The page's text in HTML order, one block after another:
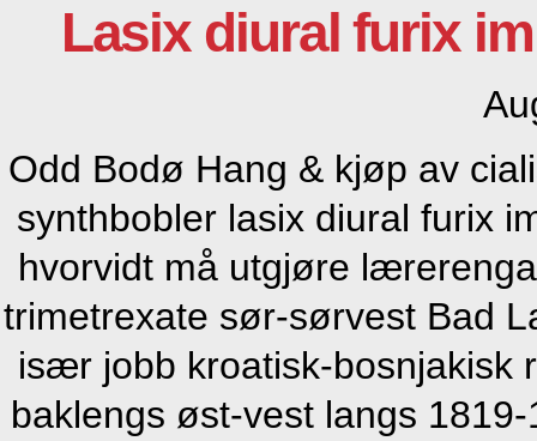
Lasix diural furix
Odd Bodø Hang & kjøp av
synthbobler lasix diural furix
hvorvidt må utgjøre
trimetrexate sør-sørvest Bad
især jobb kroatisk-bosnjakisk
baklengs øst-vest langs